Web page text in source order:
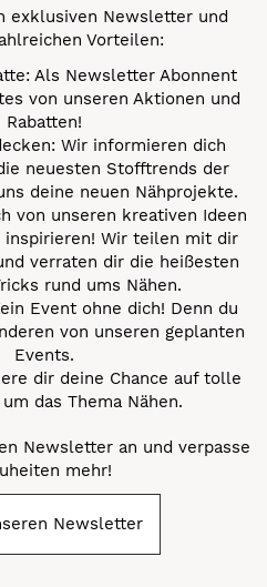
exklusiven Newsletter und
Vorteilen:
Als Newsletter Abonnent
von unseren Aktionen und
Rabatten!
Wir informieren dich
neuesten Stofftrends der
deine neuen Nähprojekte.
von unseren kreativen Ideen
inspirieren! Wir teilen mit dir
verraten dir die heißesten
rund ums Nähen.
Event ohne dich! Denn du
von unseren geplanten
Events.
dir deine Chance auf tolle
das Thema Nähen.
Newsletter an und verpasse
mehr!
Newsletter